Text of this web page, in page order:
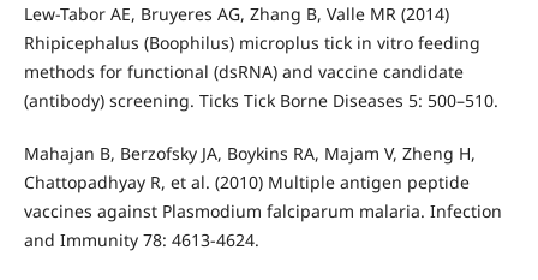
Lew-Tabor AE, Bruyeres AG, Zhang B, Valle MR (2014)
Rhipicephalus (Boophilus) microplus tick in vitro feeding
methods for functional (dsRNA) and vaccine candidate
(antibody) screening. Ticks Tick Borne Diseases 5: 500–510.
Mahajan B, Berzofsky JA, Boykins RA, Majam V, Zheng H,
Chattopadhyay R, et al. (2010) Multiple antigen peptide
vaccines against Plasmodium falciparum malaria. Infection
and Immunity 78: 4613-4624.